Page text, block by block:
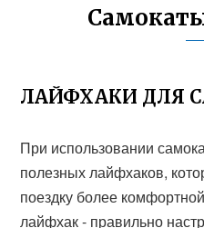
ЛАЙФХАКИ ДЛЯ
При использовании
полезных лайфхаков,
поездку более
лайфхак - правильно